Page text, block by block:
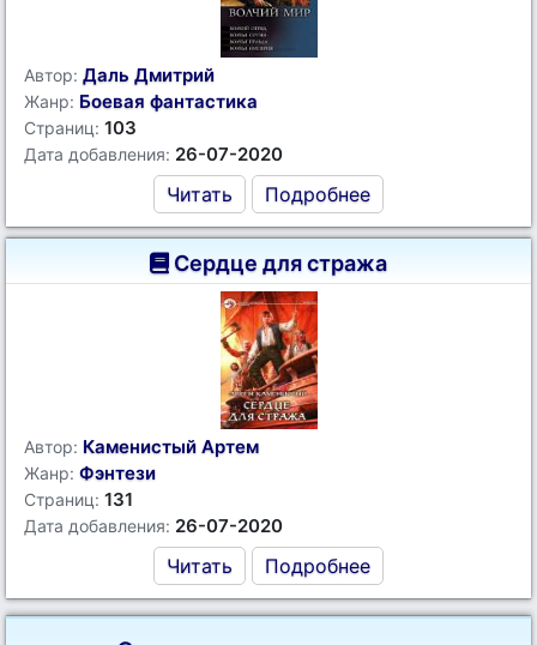
Автор: Даль Дмитрий
Жанр: Боевая фантастика
Страниц: 103
Дата добавления: 26-07-2020
Читать Подробнее
Сердце для стража
Автор: Каменистый Артем
Жанр: Фэнтези
Страниц: 131
Дата добавления: 26-07-2020
Читать Подробнее